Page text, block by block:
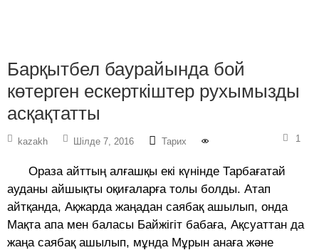
Барқытбел баурайында бой
көтерген ескерткіштер рухымызды
асқақтатты
kazakh Шілде 7, 2016 Тарих 1
Ораза айттың алғашқы екі күнінде Тарбағатай
ауданы айшықты оқиғаларға толы болды. Атап
айтқанда, Ақжарда жаңадан саябақ ашылып, онда
Мақта апа мен баласы Байжігіт бабаға, Ақсуаттан да
жаңа саябақ ашылып, мұнда Мұрын анаға және